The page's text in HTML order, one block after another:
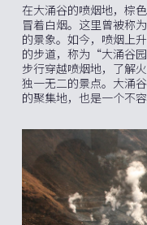
在大涌谷的喷烟地，棕
冒着白烟。这里曾被称
的景象。如今，喷烟上
的步道，称为“大涌谷
步行穿越喷烟地，了解
独一无二的景点。大涌
的聚集地，也是一个不